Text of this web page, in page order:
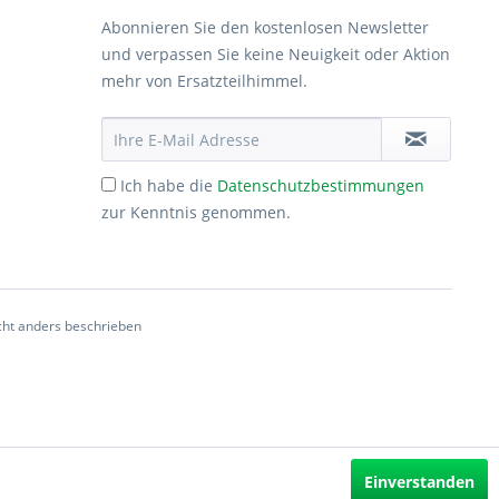
Abonnieren Sie den kostenlosen Newsletter
und verpassen Sie keine Neuigkeit oder Aktion
mehr von Ersatzteilhimmel.
Ich habe die Datenschutzbestimmungen
zur Kenntnis genommen.
anders beschrieben
Einverstanden